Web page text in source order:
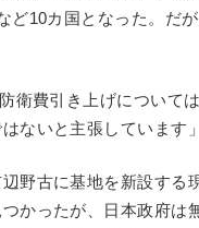
ど10カ国となった。だ
衛費引き上げについて
ないと主張しています」
野古に基地を新設する
かったが、日本政府は